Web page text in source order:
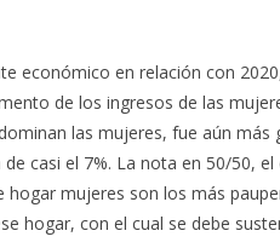
económico en relación con
de los ingresos de las
las mujeres, fue aún
casi el 7%. La nota en 50/50,
mujeres son los más
hogar, con el cual se debe